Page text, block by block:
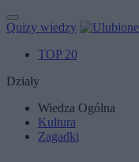
Quizy wiedzy
TOP 20
Działy
Wiedza Ogólna
Kultura
Zagadki